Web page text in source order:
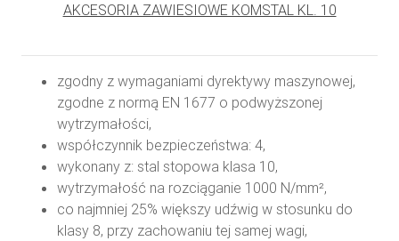
AKCESORIA ZAWIESIOWE KOMSTAL KL. 10
zgodny z wymaganiami dyrektywy maszynowej,
zgodne z normą EN 1677 o podwyższonej
wytrzymałości,
współczynnik bezpieczeństwa: 4,
wykonany z: stal stopowa klasa 10,
wytrzymałość na rozciąganie 1000 N/mm²,
co najmniej 25% większy udźwig w stosunku do
klasy 8, przy zachowaniu tej samej wagi,